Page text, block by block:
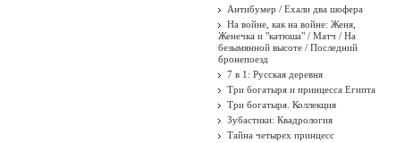
Антибумер / Ехали два шофера
На войне, как на войне: Женя,
Женечка и "катюша" / Матч / На
безымянной высоте / Последний
бронепоезд
7 в 1: Русская деревня
Три богатыря и принцесса Египта
Три богатыря. Коллекция
Зубастики: Квадрология
Тайна четырех принцесс